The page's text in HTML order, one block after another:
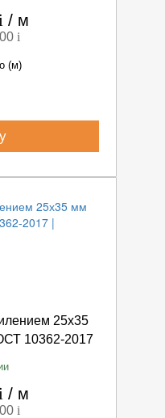
/ м
i
(м)
25х35
10362-2017
/ м
i